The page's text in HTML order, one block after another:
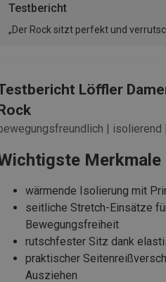
Testbericht
„Der Rock sitzt perfekt und
Löffler
| isolierend
Merkmale
wärmende Isolierung mit
seitliche Stretch-Einsätze
Bewegungsfreiheit
rutschfester Sitz dank
praktischer
Ausziehen